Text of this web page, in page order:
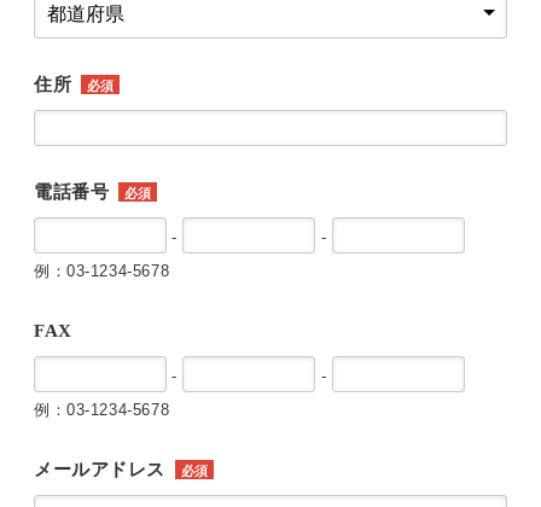
住所 必須
電話番号 必須
-
-
例：03-1234-5678
FAX
-
-
例：03-1234-5678
メールアドレス 必須